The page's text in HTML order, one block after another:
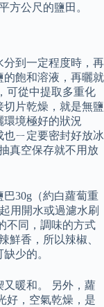
方公尺的鹽田。
分到一定程度時，再
的飽和溶液，再曬就
可從中提取多重化
切片乾燥，就是無鹽
環境極好的狀況
ㄧ定要密封好放冰
真空保存就不用放
巴30g（約白蘿蔔重
用開水或過濾水刷
不同，調味的方式
鮮香，所以辣椒、
少的。
暖和。 另外，蘿
好，空氣乾燥，是